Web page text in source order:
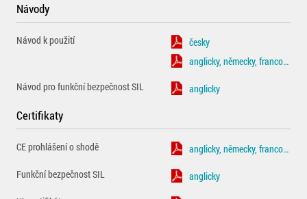
Návody
Návod k použití
česky
anglicky, německy, francouzsky
Návod pro funkční bezpečnost SIL
anglicky
Certifikaty
CE prohlášení o shodě
anglicky, německy, francouzsky
Funkční bezpečnost SIL
anglicky